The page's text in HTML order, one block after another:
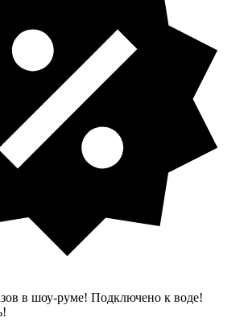
в шоу-руме! Подключено к воде!